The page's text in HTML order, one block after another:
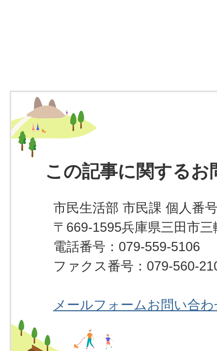
この記事に関するお
市民生活部 市民課 個人番
〒669-1595兵庫県三田市
電話番号：079-559-5106
ファクス番号：079-560-
メールフォームお問い合